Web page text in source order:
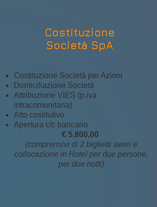
Costituzione
Società SpA
Costituzione Società per Azioni
Domiciliazione Società
Attribuzione VIES (p.iva
intracomunitaria)
Atto costitutivo
Apertura c/c bancario
€ 5.800,00
(comprensivi di 2 biglietti aerei e
collocazione in Hotel per due persone,
per due notti)